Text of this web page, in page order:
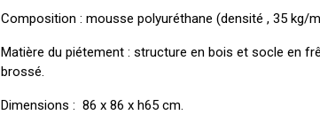
Composition : mousse polyuréthane (densité , 35 kg/
Matière du piétement : structure en bois et socle en
brossé.
Dimensions : 86 x 86 x h65 cm.